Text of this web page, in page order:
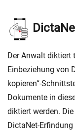
Der Anwalt diktiert
Einbeziehung von
kopieren“-
Dokumente in
diktiert werden.
DictaNet-